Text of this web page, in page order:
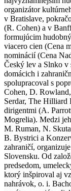
organizátor
v Bratislave,
(R. Cohen) a v
formujúcim
viacero cien (Cena
nominácií (Cena
Český lev a Slnko
domácich i
spolupracoval s
Cohen, D.
Serdar, The Hilliard
dirigentmi (A.
Mogrelia). Medzi
M. Ruman, N.
B. Bystrici a
zahraničí,
Slovensku. Od
predsedom,
ktorý inšpiroval aj
nahrávok, o. i.